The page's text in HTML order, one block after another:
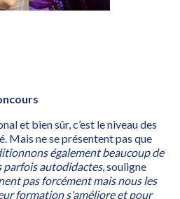
et bien sûr, c’est le niveau des
Mais ne se présentent pas que
également beaucoup de
parfois autodidactes, souligne
pas forcément mais nous les
formation s'améliore et pour